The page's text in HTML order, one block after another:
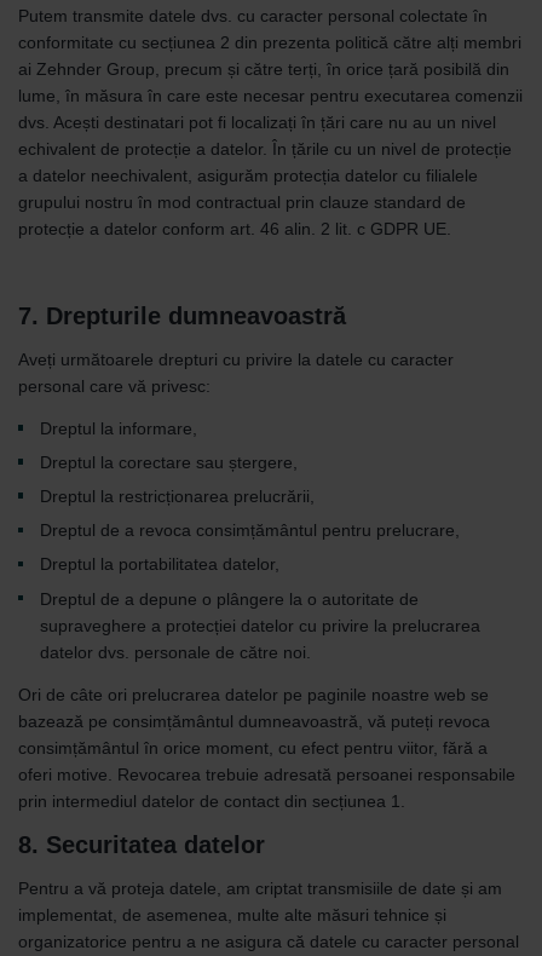
Putem transmite datele dvs. cu caracter personal colectate în
conformitate cu secțiunea 2 din prezenta politică către alți membri
ai Zehnder Group, precum și către terți, în orice țară posibilă din
lume, în măsura în care este necesar pentru executarea comenzii
dvs. Acești destinatari pot fi localizați în țări care nu au un nivel
echivalent de protecție a datelor. În țările cu un nivel de protecție
a datelor neechivalent, asigurăm protecția datelor cu filialele
grupului nostru în mod contractual prin clauze standard de
protecție a datelor conform art. 46 alin. 2 lit. c GDPR UE.
7. Drepturile dumneavoastră
Aveți următoarele drepturi cu privire la datele cu caracter
personal care vă privesc:
Dreptul la informare,
Dreptul la corectare sau ștergere,
Dreptul la restricționarea prelucrării,
Dreptul de a revoca consimțământul pentru prelucrare,
Dreptul la portabilitatea datelor,
Dreptul de a depune o plângere la o autoritate de
supraveghere a protecției datelor cu privire la prelucrarea
datelor dvs. personale de către noi.
Ori de câte ori prelucrarea datelor pe paginile noastre web se
bazează pe consimțământul dumneavoastră, vă puteți revoca
consimțământul în orice moment, cu efect pentru viitor, fără a
oferi motive. Revocarea trebuie adresată persoanei responsabile
prin intermediul datelor de contact din secțiunea 1.
8. Securitatea datelor
Pentru a vă proteja datele, am criptat transmisiile de date și am
implementat, de asemenea, multe alte măsuri tehnice și
organizatorice pentru a ne asigura că datele cu caracter personal